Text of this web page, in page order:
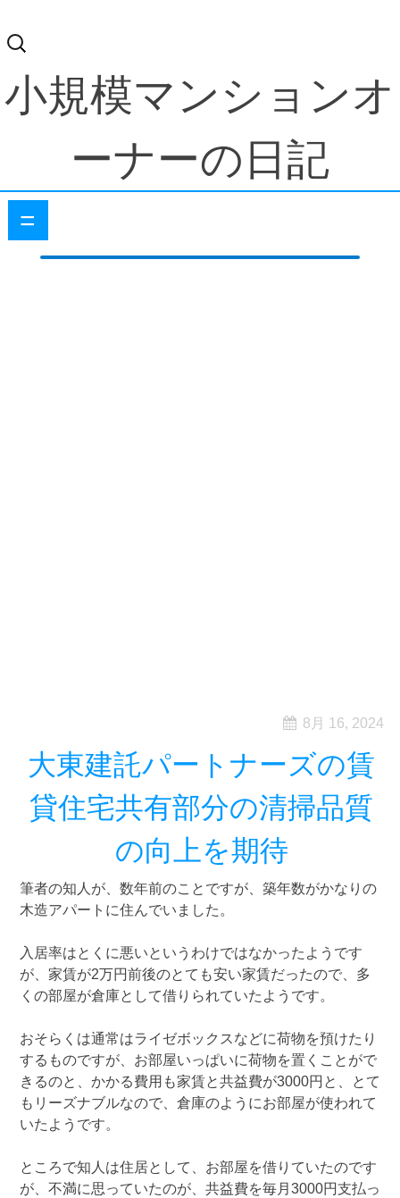
検
索:
小規模マンションオ
ーナーの日記
=
8月 16, 2024
大東建託パートナーズの賃
貸住宅共有部分の清掃品質
の向上を期待
筆者の知人が、数年前のことですが、築年数がかなりの
木造アパートに住んでいました。
入居率はとくに悪いというわけではなかったようです
が、家賃が2万円前後のとても安い家賃だったので、多
くの部屋が倉庫として借りられていたようです。
おそらくは通常はライゼボックスなどに荷物を預けたり
するものですが、お部屋いっぱいに荷物を置くことがで
きるのと、かかる費用も家賃と共益費が3000円と、とて
もリーズナブルなので、倉庫のようにお部屋が使われて
いたようです。
ところで知人は住居として、お部屋を借りていたのです
が、不満に思っていたのが、共益費を毎月3000円支払っ